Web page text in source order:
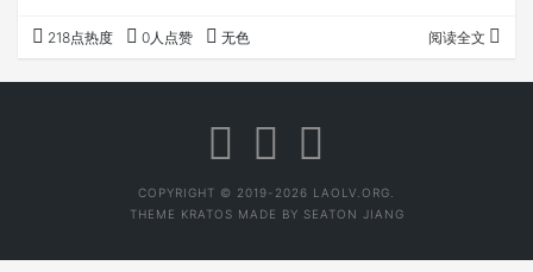
什么要建这个论坛。 由于国内管控，茶方面论坛一直就没有
做起来的，最早的三醉我还是喜欢逛的，后来关闭了... 这些
218点热度 0人点赞 无色 阅读全文
COPYRIGHT © 2019-2026 LAOLV.ORG.
THEME KRATOS MADE BY SEATON JIANG